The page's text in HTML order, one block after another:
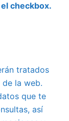
checkbox.
tratados
la web.
que te
así